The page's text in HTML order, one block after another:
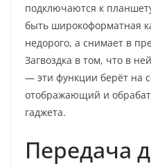
подключаются к
быть широкоформатная
недорого, а снимает в
Загвоздка в том, что в
— эти функции берёт на
отображающий и
гаджета.
Передача